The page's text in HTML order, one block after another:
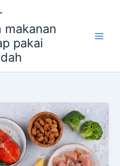
pakai